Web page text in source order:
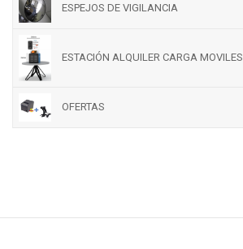
ESPEJOS DE VIGILANCIA
ESTACIÓN ALQUILER CARGA MOVILES
OFERTAS